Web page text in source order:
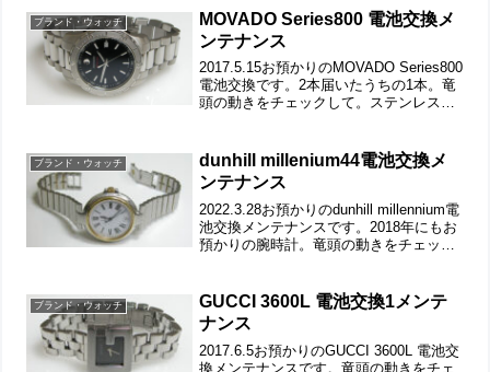
ブランド・ウォッチ
MOVADO Series800 電池交換メ
ンテナンス
2017.5.15お預かりのMOVADO Series800
電池交換です。2本届いたうちの1本。竜
頭の動きをチェックして。ステンレス無
チェックして。これがムーブメントで...
ブランド・ウォッチ
dunhill millenium44電池交換メ
ンテナンス
2022.3.28お預かりのdunhill millennium電
池交換メンテナンスです。2018年にもお
預かりの腕時計。竜頭の動きをチェック
記載。裏蓋の裏側もチェッ...
ブランド・ウォッチ
GUCCI 3600L 電池交換1メンテ
ナンス
2017.6.5お預かりのGUCCI 3600L 電池交
換メンテナンスです。竜頭の動きをチェ